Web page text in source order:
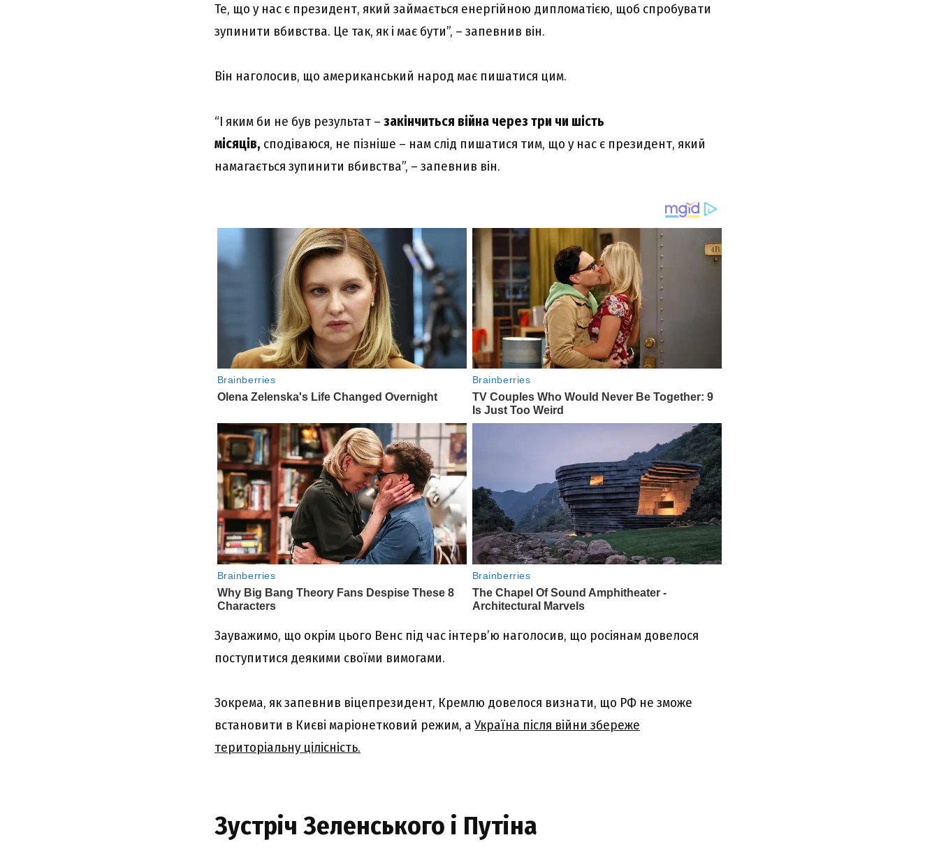
Те, що у нас є президент, який займається енергійною дипломатією, щоб спробувати
зупинити вбивства. Це так, як і має бути”, – запевнив він.
Він наголосив, що американський народ має пишатися цим.
“І яким би не був результат – закінчиться війна через три чи шість
місяців, сподіваюся, не пізніше – нам слід пишатися тим, що у нас є президент, який
намагається зупинити вбивства”, – запевнив він.
Зауважимо, що окрім цього Венс під час інтерв’ю наголосив, що росіянам довелося
поступитися деякими своїми вимогами.
Зокрема, як запевнив віцепрезидент, Кремлю довелося визнати, що РФ не зможе
встановити в Києві маріонетковий режим, а Україна після війни збереже
територіальну цілісність.
Зустріч Зеленського і Путіна